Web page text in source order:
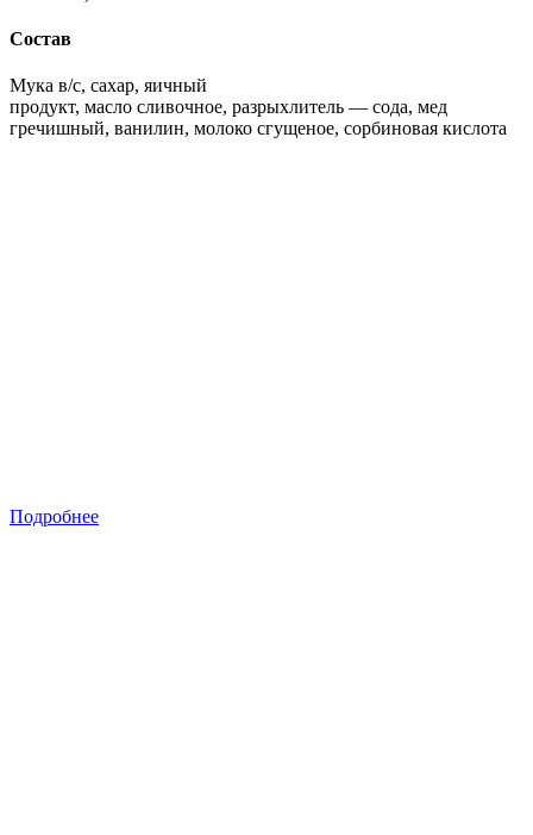
Состав
Мука в/с, сахар, яичный
продукт, масло сливочное, разрыхлитель — сода, мед
гречишный, ванилин, молоко сгущеное, сорбиновая кислота
Подробнее